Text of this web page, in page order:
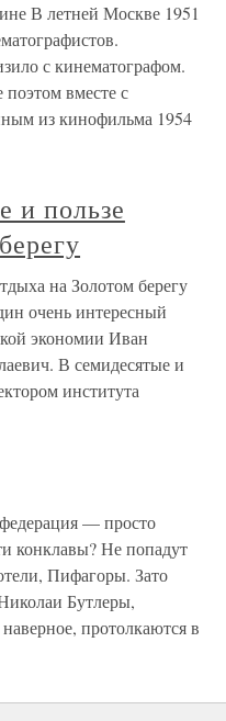
В летней Москве 1951
с кинематографом.
вместе с
из кинофильма 1954
и пользе
на Золотом берегу
очень интересный
экономии Иван
В семидесятые и
института
— просто
конклавы? Не попадут
Пифагоры. Зато
Бутлеры,
протолкаются в